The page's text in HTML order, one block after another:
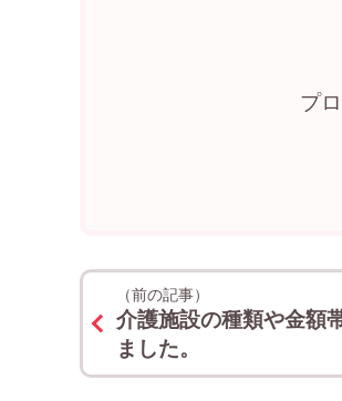
プ
（前の記事）
介護施設の種類や金額
ました。